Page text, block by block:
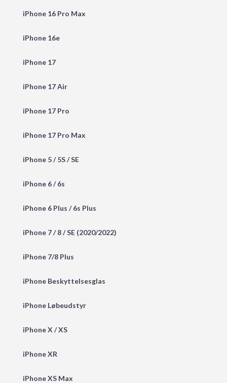
iPhone 16 Pro Max
iPhone 16e
iPhone 17
iPhone 17 Air
iPhone 17 Pro
iPhone 17 Pro Max
iPhone 5 / 5S / SE
iPhone 6 / 6s
iPhone 6 Plus / 6s Plus
iPhone 7 / 8 / SE (2020/2022)
iPhone 7/8 Plus
iPhone Beskyttelsesglas
iPhone Løbeudstyr
iPhone X / XS
iPhone XR
iPhone XS Max